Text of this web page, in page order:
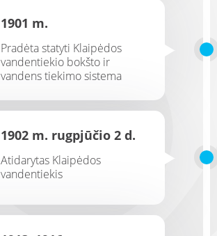
1901 m.
Pradėta statyti Klaipėdos
vandentiekio bokšto ir
vandens tiekimo sistema
1902 m. rugpjūčio 2 d.
Atidarytas Klaipėdos
vandentiekis